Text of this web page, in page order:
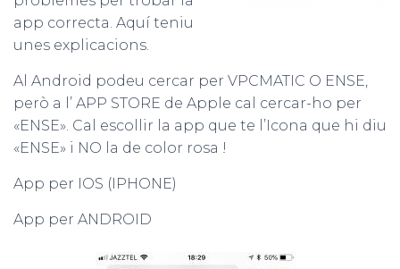
app correcta. Aquí teniu
unes explicacions.
Al Android podeu cercar per VPCMATIC O ENSE,
però a l’ APP STORE de Apple cal cercar-ho per
«ENSE». Cal escollir la app que te l’Icona que hi diu
«ENSE» i NO la de color rosa !
App per IOS (IPHONE)
App per ANDROID